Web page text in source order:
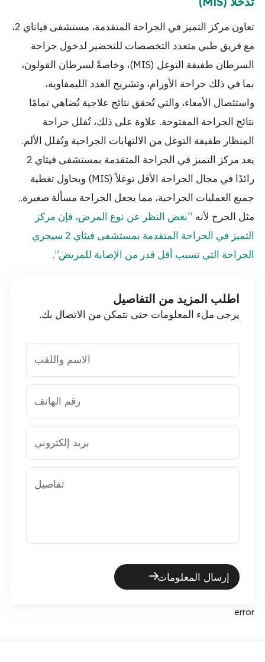
تعاون مركز التميز في الجراحة المتقدمة، مستشفى فياتاي 2،
مع فريق طبي متعدد التخصصات للتحضير لدخول جراحة
السرطان طفيفة التوغل (MIS)، وخاصةً لسرطان القولون،
بما في ذلك جراحة الأورام، وتشريح الغدد الليمفاوية،
واستئصال الأمعاء، والتي تُحقق نتائج علاجية تُضاهي تمامًا
نتائج الجراحة المفتوحة. علاوة على ذلك، تُقلل جراحة
المنظار طفيفة التوغل من الالتهابات الجراحية وتُقلل الألم.
يعد مركز التميز في الجراحة المتقدمة بمستشفى فيثاي 2
رائدًا في مجال الجراحة الأقل توغلاً (MIS) ويحاول تغطية
جميع العمليات الجراحية، مما يجعل الجراحة مسألة صغيرة..
مثل الجرح لأنه “بغض النظر عن نوع المرض، فإن مركز
التميز في الجراحة المتقدمة بمستشفى فيثاي 2 سيجري
الجراحة التي تسبب أقل قدر من الإصابة للمريض”.
اطلب المزيد من التفاصيل
يرجى ملء المعلومات حتى نتمكن من الاتصال بك.
الاسم واللقب
رقم الهاتف
بريد إلكتروني
تفاصيل
إرسال المعلومات
error